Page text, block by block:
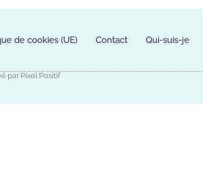
de cookies (UE) Contact Qui-suis-je
par Pixel Positif